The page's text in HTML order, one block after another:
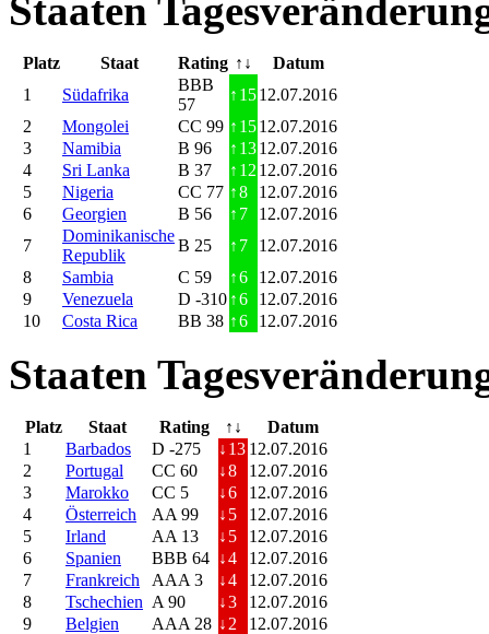
Staaten
Platz Staat Rating ↑↓
Datum
1
Südafrika
BBB
57
↑ 1512.07.2016
2
Mongolei CC 99 ↑ 1512.07.2016
3
Namibia B 96 ↑ 1312.07.2016
4
Sri Lanka B 37 ↑ 12 12.07.2016
5
Nigeria CC 77 ↑8
12.07.2016
6
Georgien B 56 ↑ 7
12.07.2016
7
Dominikanische
Republik
B 25 ↑ 7
12.07.2016
8
Sambia C 59 ↑6
12.07.2016
9
Venezuela D -310 ↑6
12.07.2016
10
Costa Rica BB 38 ↑6 12.07.2016
Staaten
Platz Staat Rating ↑↓
Datum
1
Barbados D -275 ↓ 13 12.07.2016
2
Portugal CC 60 ↓8
12.07.2016
3
Marokko CC 5 ↓6
12.07.2016
4
Österreich AA 99 ↓ 5
12.07.2016
5
Irland AA 13 ↓ 5
12.07.2016
6
Spanien BBB 64 ↓4
12.07.2016
7
Frankreich AAA 3 ↓4
12.07.2016
8
Tschechien A 90 ↓3
12.07.2016
9
Belgien AAA 28 ↓ 2
12.07.2016